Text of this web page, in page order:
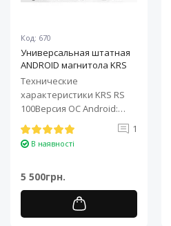
Код: 670
Универсальная штатная
ANDROID магнитола KRS
RS 100 9" 1/32 GB
Технические
характеристики KRS RS
100Версия ОС Android:
Android 11Процессор: 4-
ядерный ARM Cortex-A7..
1
В наявності
5 500грн.